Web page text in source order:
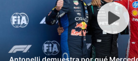
Antonelli demuestra por qué